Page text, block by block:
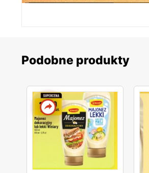
Podobne produkty